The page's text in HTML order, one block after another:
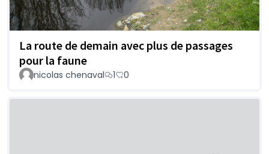
La route de demain avec plus de passages
pour la faune
nicolas chenaval 1 0